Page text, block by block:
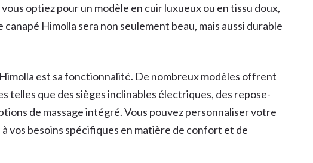
optiez pour un modèle en cuir luxueux ou en tissu doux,
Himolla sera non seulement beau, mais aussi durable
est sa fonctionnalité. De nombreux modèles offrent
telles que des sièges inclinables électriques, des repose-
de massage intégré. Vous pouvez personnaliser votre
vos besoins spécifiques en matière de confort et de